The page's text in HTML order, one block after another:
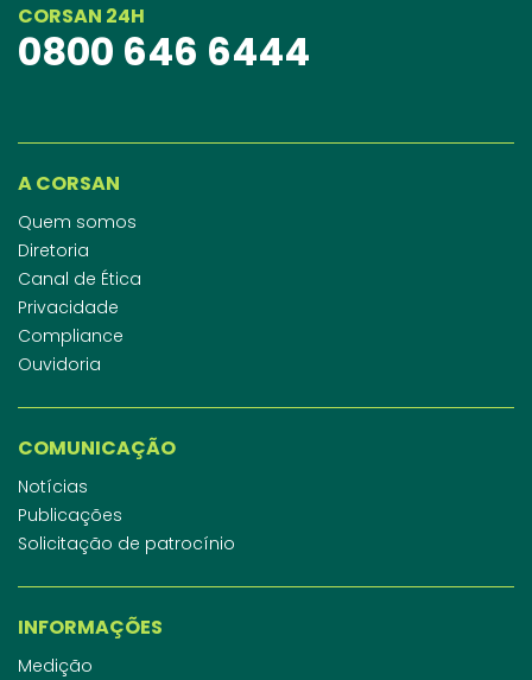
CORSAN 24H
0800 646 6444
A CORSAN
Quem somos
Diretoria
Canal de Ética
Privacidade
Compliance
Ouvidoria
COMUNICAÇÃO
Notícias
Publicações
Solicitação de patrocínio
INFORMAÇÕES
Medição